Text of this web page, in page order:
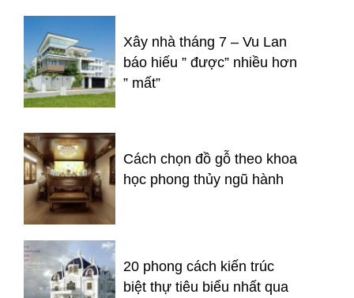
Xây nhà tháng 7 – Vu Lan
báo hiếu ” được” nhiều hơn
” mất”
Cách chọn đồ gỗ theo khoa
học phong thủy ngũ hành
20 phong cách kiến trúc
biệt thự tiêu biểu nhất qua